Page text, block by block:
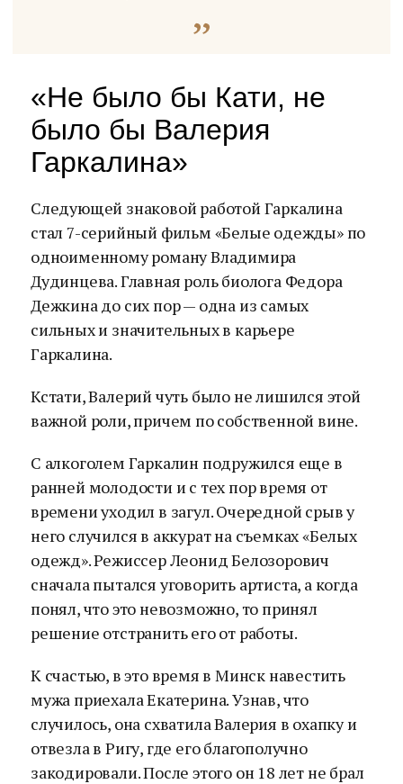
«Не было бы Кати, не
было бы Валерия
Гаркалина»
Следующей знаковой работой Гаркалина
стал 7-серийный фильм «Белые одежды» по
одноименному роману Владимира
Дудинцева. Главная роль биолога Федора
Дежкина до сих пор — одна из самых
сильных и значительных в карьере
Гаркалина.
Кстати, Валерий чуть было не лишился этой
важной роли, причем по собственной вине.
С алкоголем Гаркалин подружился еще в
ранней молодости и с тех пор время от
времени уходил в загул. Очередной срыв у
него случился в аккурат на съемках «Белых
одежд». Режиссер Леонид Белозорович
сначала пытался уговорить артиста, а когда
понял, что это невозможно, то принял
решение отстранить его от работы.
К счастью, в это время в Минск навестить
мужа приехала Екатерина. Узнав, что
случилось, она схватила Валерия в охапку и
отвезла в Ригу, где его благополучно
закодировали. После этого он 18 лет не брал